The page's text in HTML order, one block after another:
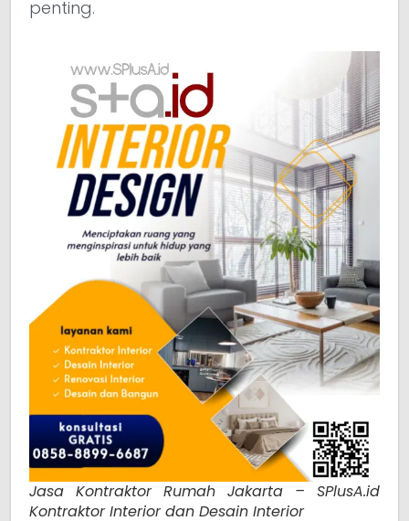
penting.
Jasa Kontraktor Rumah Jakarta – SPlusA.id
Kontraktor Interior dan Desain Interior